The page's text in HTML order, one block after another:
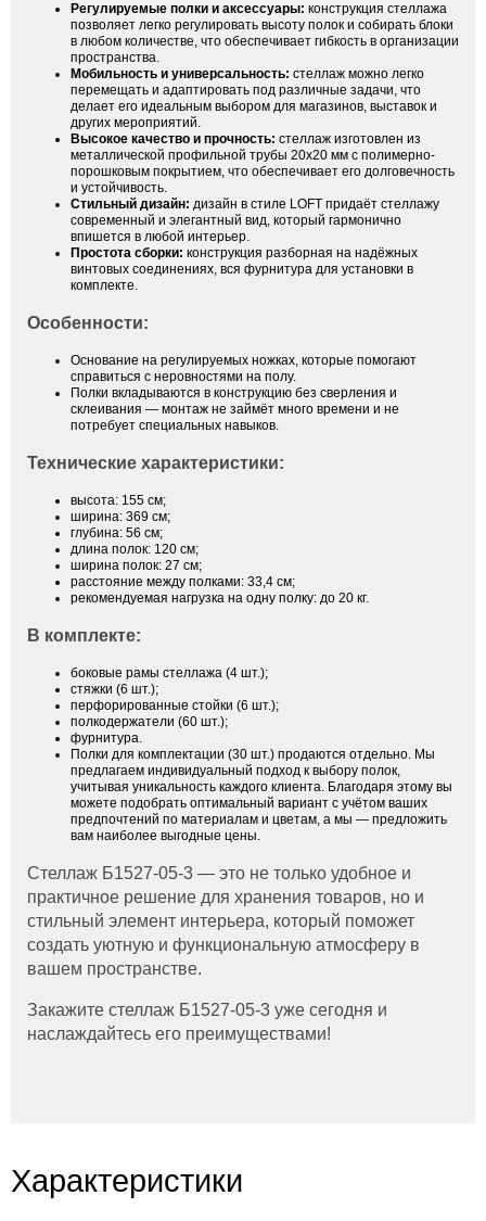
Регулируемые полки и аксессуары: конструкция стеллажа
позволяет легко регулировать высоту полок и собирать блоки
в любом количестве, что обеспечивает гибкость в организации
пространства.
Мобильность и универсальность: стеллаж можно легко
перемещать и адаптировать под различные задачи, что
делает его идеальным выбором для магазинов, выставок и
других мероприятий.
Высокое качество и прочность: стеллаж изготовлен из
металлической профильной трубы 20х20 мм с полимерно-
порошковым покрытием, что обеспечивает его долговечность
и устойчивость.
Стильный дизайн: дизайн в стиле LOFT придаёт стеллажу
современный и элегантный вид, который гармонично
впишется в любой интерьер.
Простота сборки: конструкция разборная на надёжных
винтовых соединениях, вся фурнитура для установки в
комплекте.
Особенности:
Основание на регулируемых ножках, которые помогают
справиться с неровностями на полу.
Полки вкладываются в конструкцию без сверления и
склеивания — монтаж не займёт много времени и не
потребует специальных навыков.
Технические характеристики:
высота: 155 см;
ширина: 369 см;
глубина: 56 см;
длина полок: 120 см;
ширина полок: 27 см;
расстояние между полками: 33,4 см;
рекомендуемая нагрузка на одну полку: до 20 кг.
В комплекте:
боковые рамы стеллажа (4 шт.);
стяжки (6 шт.);
перфорированные стойки (6 шт.);
полкодержатели (60 шт.);
фурнитура.
Полки для комплектации (30 шт.) продаются отдельно. Мы
предлагаем индивидуальный подход к выбору полок,
учитывая уникальность каждого клиента. Благодаря этому вы
можете подобрать оптимальный вариант с учётом ваших
предпочтений по материалам и цветам, а мы — предложить
вам наиболее выгодные цены.
Стеллаж Б1527-05-3 — это не только удобное и
практичное решение для хранения товаров, но и
стильный элемент интерьера, который поможет
создать уютную и функциональную атмосферу в
вашем пространстве.
Закажите стеллаж Б1527-05-3 уже сегодня и
наслаждайтесь его преимуществами!
Характеристики